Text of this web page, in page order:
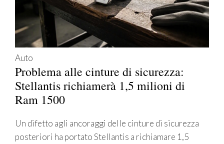
Auto
Problema alle cinture di sicurezza:
Stellantis richiamerà 1,5 milioni di
Ram 1500
Un difetto agli ancoraggi delle cinture di sicurezza
posteriori ha portato Stellantis a richiamare 1,5